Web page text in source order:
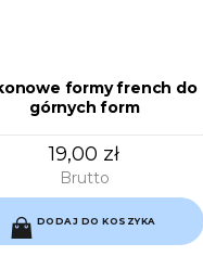
formy french do
górnych form
19,00 zł
Brutto
DODAJ DO KOSZYKA